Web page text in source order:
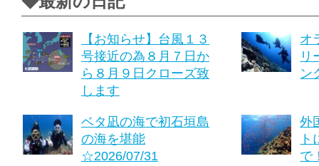
【お知らせ】台風１３
号接近の為８月７日か
ら８月９日クローズ致
します
オ
リ
ン
ベタ凪の海で初石垣島
の海を堪能
☆2026/07/31
外
ト
で